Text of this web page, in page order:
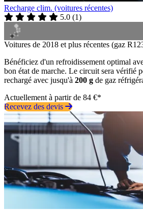
Recharge clim. (voitures récentes)
5.0 (1)
Voitures de 2018 et plus récentes (gaz
Bénéficiez d'un refroidissement optimal
bon état de marche. Le circuit sera vérifié
rechargé avec jusqu'à 200 g de gaz
Actuellement à partir de 84 €*
Recevez des devis